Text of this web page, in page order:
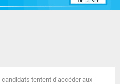
candidats tentent d’accéder aux